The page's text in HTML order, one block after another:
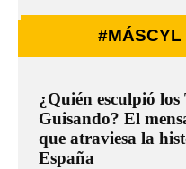
#MÁSCYL
¿Quién esculpió los
Guisando? El
que atraviesa la
España